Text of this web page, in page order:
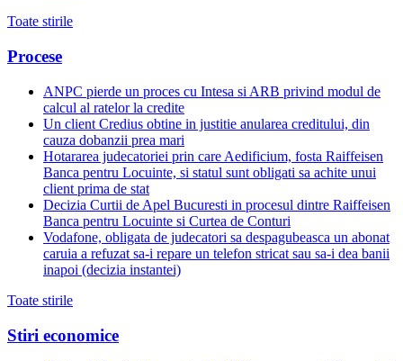
Toate stirile
Procese
ANPC pierde un proces cu Intesa si ARB privind modul de
calcul al ratelor la credite
Un client Credius obtine in justitie anularea creditului, din
cauza dobanzii prea mari
Hotararea judecatoriei prin care Aedificium, fosta Raiffeisen
Banca pentru Locuinte, si statul sunt obligati sa achite unui
client prima de stat
Decizia Curtii de Apel Bucuresti in procesul dintre Raiffeisen
Banca pentru Locuinte si Curtea de Conturi
Vodafone, obligata de judecatori sa despagubeasca un abonat
caruia a refuzat sa-i repare un telefon stricat sau sa-i dea banii
inapoi (decizia instantei)
Toate stirile
Stiri economice